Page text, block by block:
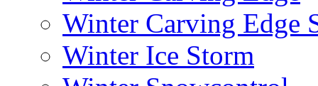
Winter Carving Edge
Winter Ice Storm